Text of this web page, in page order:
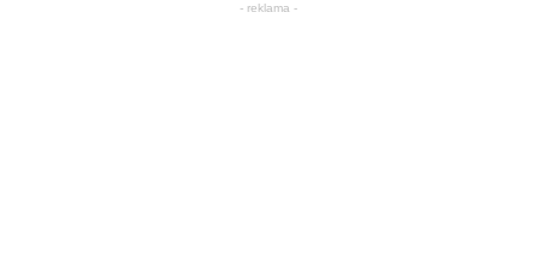
- reklama -